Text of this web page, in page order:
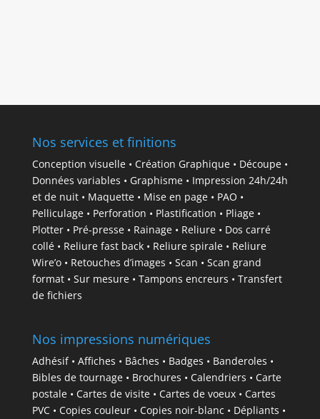
Nos services et finitions
Conception visuelle • Création Graphique • Découpe •
Données variables • Graphisme • Impression 24h/24h
et de nuit • Maquette • Mise en page • PAO •
Pelliculage • Perforation • Plastification • Pliage •
Plotter • Pré-presse • Rainage • Reliure • Dos carré
collé • Reliure fast back • Reliure spirale • Reliure
Wire’o • Retouches d’images • Scan • Scan grand
format • Sur mesure • Tampons encreurs • Transfert
de fichiers
Nos impressions numériques
Adhésif • Affiches • Bâches • Badges • Banderoles •
Bibles de tournage • Brochures • Calendriers • Carte
postale • Cartes de visite • Cartes de voeux • Cartes
PVC • Copies couleur • Copies noir-blanc • Dépliants •